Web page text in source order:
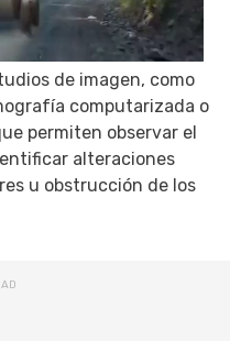
de imagen, como
computarizada o
permiten observar el
alteraciones
u obstrucción de los